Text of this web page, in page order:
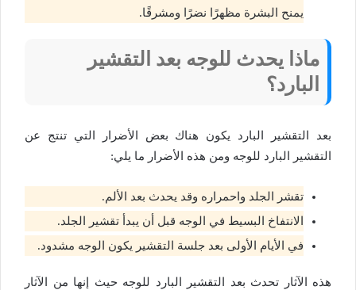
يمنح البشرة مظهرًا نضرًا ومشرقًا.
ماذا يحدث للوجه بعد التقشير
البارد؟
بعد التقشير البارد يكون هناك بعض الأضرار التي تنتج عن
التقشير البارد للوجه ومن هذه الأضرار ما يلي:
تقشر الجلد واحمراره وقد يحدث بعد الألم.
الانتفاخ البسيط في الوجه قبل أن يبدأ تقشير الجلد.
في الأيام الأولى بعد جلسة التقشير يكون الوجه مشدود.
هذه الآثار تحدث بعد التقشير البارد للوجه حيث إنها من الآثار